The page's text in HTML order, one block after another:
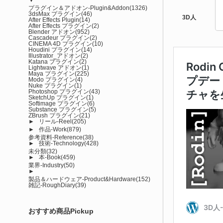
プラグイン＆アドオン-Plugin&Addon(1326)
3dsMax プラグイン(46)
After Effects Plugin(14)
After Effects プラグイン(2)
Blender アドオン(952)
Cascadeur プラグイン(2)
CINEMA 4D プラグイン(10)
Houdini プラグイン(14)
Illustrator_アドオン(2)
Katana プラグイン(2)
Lightwave アドオン(1)
Maya プラグイン(225)
Modo プラグイン(4)
Nuke プラグイン(1)
Photoshop プラグイン(43)
SketchUp プラグイン(1)
Softimage プラグイン(6)
Substance プラグイン(5)
ZBrush プラグイン(21)
►
リール-Reel(205)
►
作品-Work(879)
参考資料-Reference(38)
►
技術-Technology(428)
未分類(32)
►
本-Book(459)
業界-Industry(50)
►
製品＆ハードウェア-Product&Hardware(152)
雑記-RoughDiary(39)
おすすめ商品Pickup